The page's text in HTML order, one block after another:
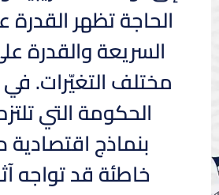
الحاجة تظهر القدرة
السريعة والقدرة
مختلف التغيّرات. في
الحكومة التي
بنماذج
خاطئة قد تواجه